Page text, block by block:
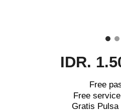
IDR.
Free
Free
Gratis Pulsa